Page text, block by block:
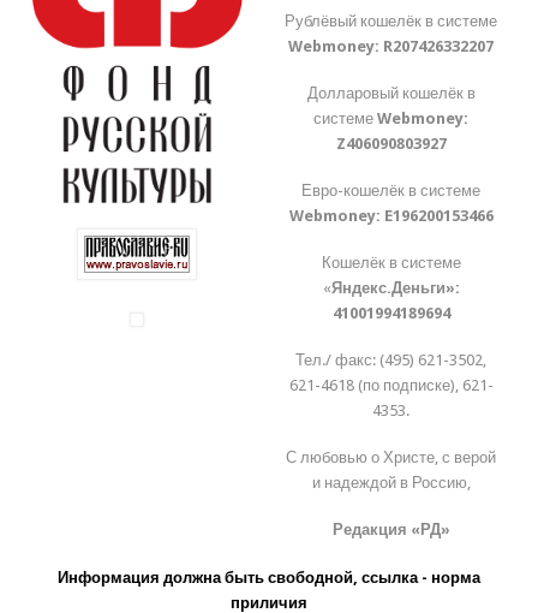
Рублёвый кошелёк в системе
Webmoney: R207426332207
Долларовый кошелёк в
системеWebmoney:
Z406090803927
Евро-кошелёк в системе
Webmoney: E196200153466
Кошелёк в системе
«Яндекс.Деньги»:
41001994189694
Тел./ факс: (495) 621-3502,
621-4618 (по подписке), 621-
4353.
С любовью о Христе, с верой
и надеждой в Россию,
Редакция «РД»
Информация должна быть свободной, ссылка - норма
приличия